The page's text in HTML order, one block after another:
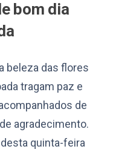
bom dia
beleza das flores
tragam paz e
de
agradecimento.
quinta-feira